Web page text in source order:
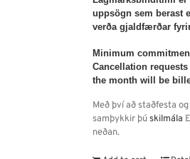
uppsögn sem berast
verða gjaldfærðar
Minimum
Cancellation
the month will be
Með því að staðfesta
samþykkir þúskilmála
neðan.